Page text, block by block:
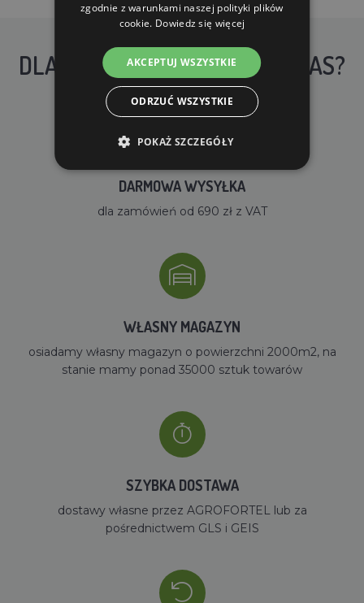
DLACZEGO WARTO KUPIĆ U NAS?
DARMOWA WYSYŁKA
dla zamówień od 690 zł z VAT
WŁASNY MAGAZYN
osiadamy własny magazyn o powierzchni 2000m2, na
stanie mamy ponad 35000 sztuk towarów
SZYBKA DOSTAWA
dostawy własne przez AGROFORTEL lub za
pośrednictwem GLS i GEIS
zgodnie z warunkami naszej polityki plików
cookie. Dowiedz się więcej
AKCEPTUJ WSZYSTKIE
ODRZUĆ WSZYSTKIE
POKAŻ SZCZEGÓŁY